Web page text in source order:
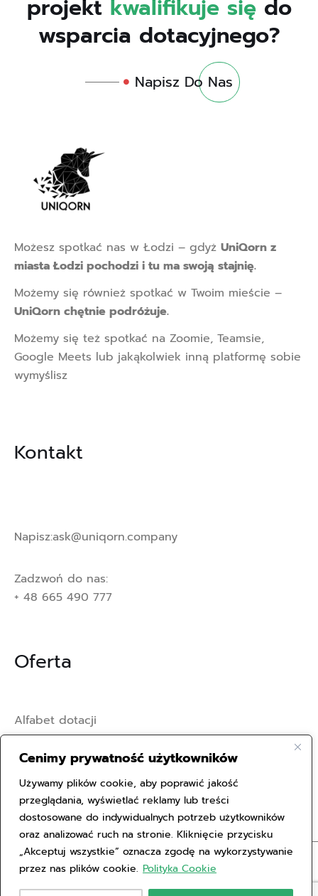
Cenimy prywatność użytkowników
Używamy plików cookie, aby poprawić jakość
przeglądania, wyświetlać reklamy lub treści
dostosowane do indywidualnych potrzeb użytkowników
oraz analizować ruch na stronie. Kliknięcie przycisku
„Akceptuj wszystkie” oznacza zgodę na wykorzystywanie
przez nas plików cookie. Polityka Cookie
projekt kwalifikuje siędo
wsparcia dotacyjnego?
Napisz Do Nas
Możesz spotkać nas w Łodzi – gdyż UniQorn z
miasta Łodzi pochodzi i tu ma swoją stajnię.
Możemy się również spotkać w Twoim mieście –
UniQorn chętnie podróżuje.
Możemy się też spotkać na Zoomie, Teamsie,
Google Meets lub jakąkolwiek inną platformę sobie
wymyślisz
Kontakt
Napisz:ask@uniqorn.company
Zadzwoń do nas:
+ 48 665 490 777
Oferta
Alfabet dotacji
Kontakt
Polityka Prywatności